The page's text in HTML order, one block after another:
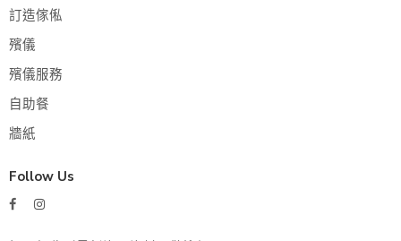
訂造傢俬
殯儀
殯儀服務
自助餐
牆紙
Follow Us